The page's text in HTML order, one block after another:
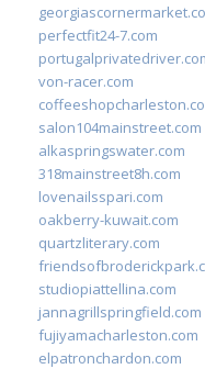
perfectfit24-7.com
von-racer.com
salon104mainstreet.com
alkaspringswater.com
318mainstreet8h.com
lovenailsspari.com
oakberry-kuwait.com
quartzliterary.com
studiopiattellina.com
jannagrillspringfield.com
fujiyamacharleston.com
elpatronchardon.com